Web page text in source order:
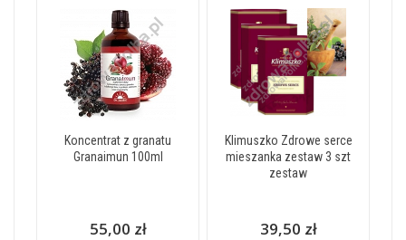
Koncentrat z granatu
Granaimun 100ml
55,00 zł
Klimuszko Zdrowe serce
mieszanka zestaw 3 szt
zestaw
39,50 zł